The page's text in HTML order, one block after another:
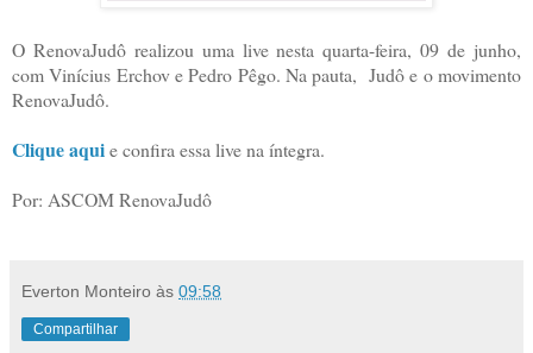
O RenovaJudô realizou uma live nesta quarta-feira, 09 de junho,
com Vinícius Erchov e Pedro Pêgo. Na pauta, Judô e o movimento
RenovaJudô.
Clique aquie confira essa live na íntegra.
Por: ASCOM RenovaJudô
Everton Monteiro às 09:58
Compartilhar